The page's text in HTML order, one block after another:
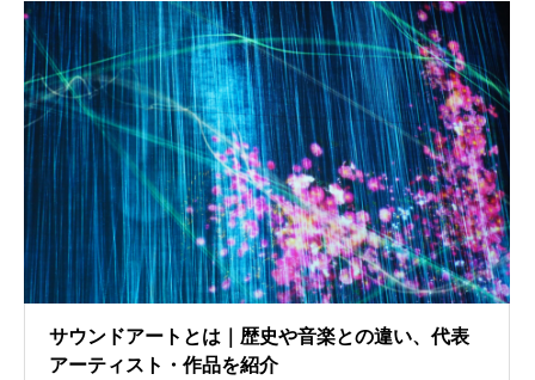
サウンドアートとは｜歴史や音楽との違い、代表
アーティスト・作品を紹介